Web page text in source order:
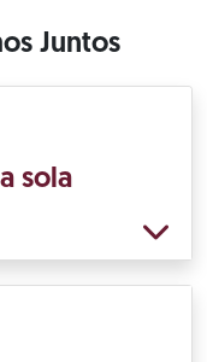
Juntos
sola